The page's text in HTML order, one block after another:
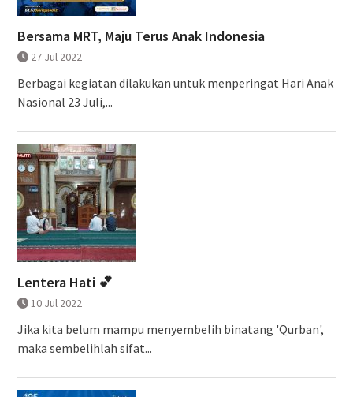
Bersama MRT, Maju Terus Anak Indonesia
27 Jul 2022
Berbagai kegiatan dilakukan untuk menperingat Hari Anak
Nasional 23 Juli,...
Lentera Hati 💕
10 Jul 2022
Jika kita belum mampu menyembelih binatang 'Qurban',
maka sembelihlah sifat...